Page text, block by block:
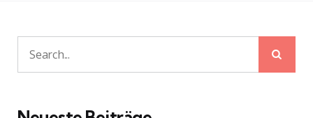
Search
for: